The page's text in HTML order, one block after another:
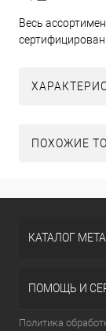
Весь
сертифицирован
ПОХОЖИЕ
КАТАЛОГ
ПОМОЩЬ И
Политика